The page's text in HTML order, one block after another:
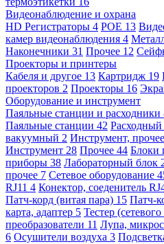
Видеонаблюдение и охрана
HD Регистраторы 4 POE 13
камер видеонаблюдения 4
Наконечники 31 Прочее 12
Проекторы и принтеры
Кабеля и другое 13 Картридж 19
проекторов 2 Проекторы 16
Оборудование и инструмент
Паяльные станции и расходники
Паяльные станции 42 Расходный
вакуумный 2 Инструмент, прочее
Инструмент 28 Прочее 44 Блоки
приборы 38 Лабораторный блок
прочее 7 Сетевое оборудование
RJ11 4 Конектор, соеденитель
Патч-корд (витая пара) 15 Патч-
карта, адаптер 5 Тестер
преобразователи 11 Лупа,
6 Осушители воздуха 3